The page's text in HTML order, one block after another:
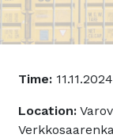
Time:
Location: